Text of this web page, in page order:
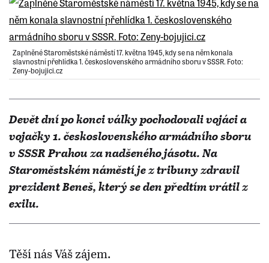
Zaplněné Staroměstské náměstí 17. května 1945, kdy se na něm konala
slavnostní přehlídka 1. československého armádního sboru v SSSR. Foto:
Zeny-bojujici.cz
Devět dní po konci války pochodovali vojáci a
vojačky 1. československého armádního sboru
v SSSR Prahou za nadšeného jásotu. Na
Staroměstském náměstí je z tribuny zdravil
prezident Beneš, který se den předtím vrátil z
exilu.
Těší nás Váš zájem.